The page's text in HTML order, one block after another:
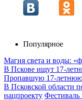
Популярное
Магия света и воды:
В Пскове ищут
Пропавшую 17-
В Псковской области
нацпроекту